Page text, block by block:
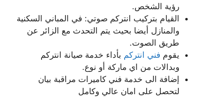
رؤية الشخص.
القيام بتركيب انتركم صوتي: في المباني السكنية
والمنازل أيضا بحيث يتم التحدث مع الزائر عن
طريق الصوت.
يقوم فني انتركم بأداء خدمة صيانة انتركم
وبدالات من اي ماركة أو نوع.
إضافة الى خدمة فني كاميرات مراقبة بيان
لتحصل على امان عالي وكامل